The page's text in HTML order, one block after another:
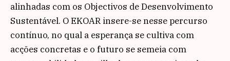
alinhadas com os Objectivos de Desenvolvimento
Sustentável. O EKOAR insere-se nesse percurso
contínuo, no qual a esperança se cultiva com
acções concretas e o futuro se semeia com